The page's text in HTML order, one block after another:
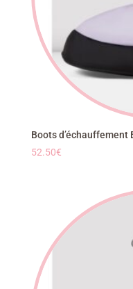
Boots
52.50€